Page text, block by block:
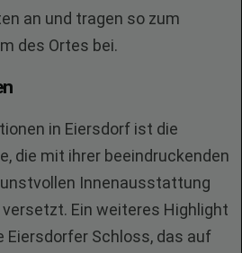
an und tragen so zum
des Ortes bei.
in Eiersdorf ist die
die mit ihrer beeindruckenden
Innenausstattung
Ein weiteres Highlight
Eiersdorfer Schloss, das auf